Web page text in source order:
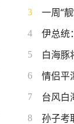
3 一周“
4 伊总统
5 白海豚
6 情侣平
7 台风白
8 孙子考